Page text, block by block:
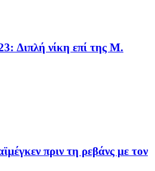
Διπλή νίκη επί της Μ.
πριν τη ρεβάνς με τον